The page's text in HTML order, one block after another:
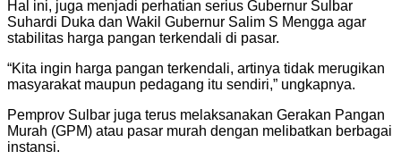
Hal ini, juga menjadi perhatian serius Gubernur Sulbar
Suhardi Duka dan Wakil Gubernur Salim S Mengga agar
stabilitas harga pangan terkendali di pasar.
“Kita ingin harga pangan terkendali, artinya tidak merugikan
masyarakat maupun pedagang itu sendiri,” ungkapnya.
Pemprov Sulbar juga terus melaksanakan Gerakan Pangan
Murah (GPM) atau pasar murah dengan melibatkan berbagai
instansi.